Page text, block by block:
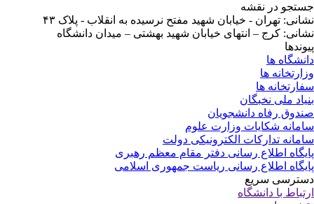
در نقشه
تهران - خیابان شهید مفتح نرسیده به انقلاب - پلاک ۴۳
کرج – انتهای خیابان شهید بهشتی – میدان دانشگاه
ها
ها
ها
ملی نخبگان
رفاه دانشجویان
شکایات وزارت علوم
تدارکات الکترونیکی دولت
اطلاع رسانی دفتر مقام معظم رهبری
اطلاع رسانی ریاست جمهوری اسلامی
سریع
با دانشگاه